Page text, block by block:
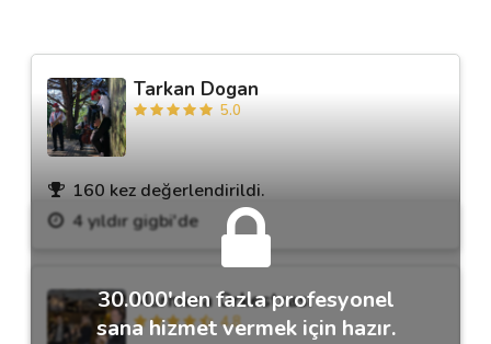
Tarkan Dogan
5.0
160 kez değerlendirildi.
4 yıldır gigbi'de
Marmara Orkestrası
4.8
30.000'den fazla profesyonel
sana hizmet vermek için hazır.